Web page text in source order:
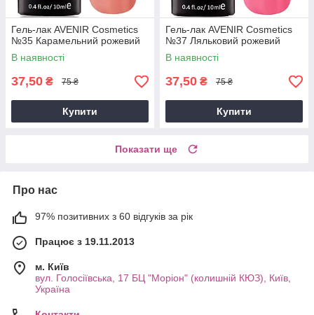
Гель-лак AVENIR Cosmetics
№35 Карамельний рожевий
В наявності
37,50 ₴ 75 ₴
Купити
Гель-лак AVENIR Cosmetics
№37 Ляльковий рожевий
В наявності
37,50 ₴ 75 ₴
Купити
Показати ще
Про нас
97% позитивних з 60 відгуків за рік
Працює з 19.11.2013
м. Київ
вул. Голосіївська, 17 БЦ "Моріон" (колишній КЮЗ), Київ,
Україна